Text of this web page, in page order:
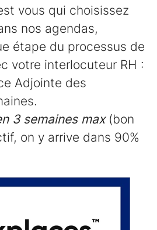
vous qui choisissez
nos agendas,
étape du processus de
votre interlocuteur RH :
Adjointe des
3 semaines max(bon
on y arrive dans 90%